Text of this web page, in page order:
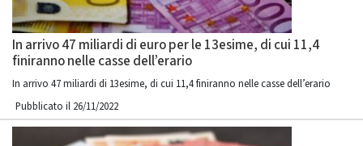
In arrivo 47 miliardi di euro per le 13esime, di cui 11,4
finiranno nelle casse dell’erario
In arrivo 47 miliardi di 13esime, di cui 11,4 finiranno nelle casse dell’erario
Pubblicato il 26/11/2022